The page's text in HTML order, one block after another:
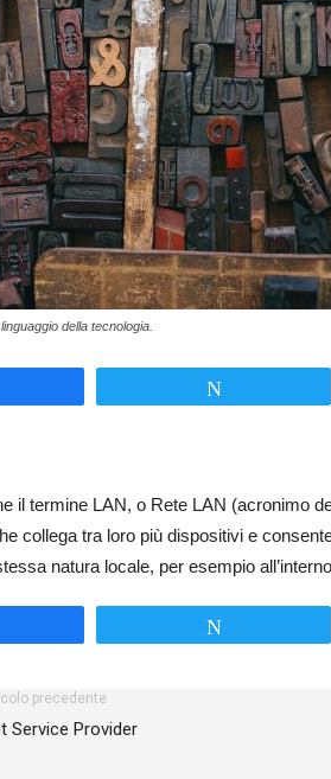
della tecnologia.
il termine LAN, o Rete LAN (acronimo
collega tra loro più dispositivi e
natura locale, per esempio
precedente
Service Provider